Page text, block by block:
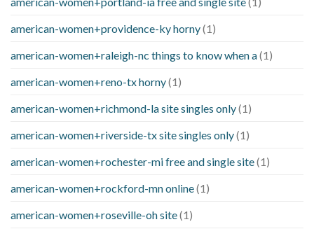
american-women+providence-ky horny(1)
american-women+raleigh-nc things to know when a(1)
american-women+reno-tx horny(1)
american-women+richmond-la site singles only(1)
american-women+riverside-tx site singles only(1)
american-women+rochester-mi free and single site(1)
american-women+rockford-mn online(1)
american-women+roseville-oh site(1)